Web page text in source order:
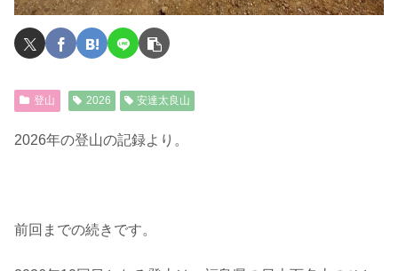
登山 2026 安達太良山
2026年の登山の記録より。
前回までの続きです。